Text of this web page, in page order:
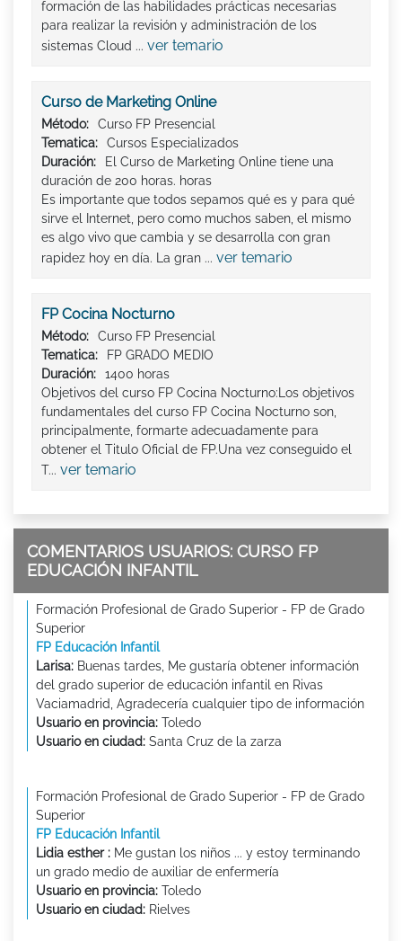
formación de las habilidades prácticas necesarias
para realizar la revisión y administración de los
sistemas Cloud ... ver temario
Curso de Marketing Online
Método:
Curso FP Presencial
Tematica:
Cursos Especializados
Duración:
El Curso de Marketing Online tiene una
duración de 200 horas. horas
Es importante que todos sepamos qué es y para qué
sirve el Internet, pero como muchos saben, el mismo
es algo vivo que cambia y se desarrolla con gran
rapidez hoy en día. La gran ... ver temario
FP Cocina Nocturno
Método:
Curso FP Presencial
Tematica:
FP GRADO MEDIO
Duración:
1400 horas
Objetivos del curso FP Cocina Nocturno:Los objetivos
fundamentales del curso FP Cocina Nocturno son,
principalmente, formarte adecuadamente para
obtener el Titulo Oficial de FP.Una vez conseguido el
T... ver temario
COMENTARIOS USUARIOS: CURSO FP
EDUCACIÓN INFANTIL
Formación Profesional de Grado Superior - FP de Grado
Superior
FP Educación Infantil
Larisa: Buenas tardes, Me gustaría obtener información
del grado superior de educación infantil en Rivas
Vaciamadrid, Agradecería cualquier tipo de información
Usuario en provincia: Toledo
Usuario en ciudad: Santa Cruz de la zarza
Formación Profesional de Grado Superior - FP de Grado
Superior
FP Educación Infantil
Lidia esther : Me gustan los niños ... y estoy terminando
un grado medio de auxiliar de enfermería
Usuario en provincia: Toledo
Usuario en ciudad: Rielves